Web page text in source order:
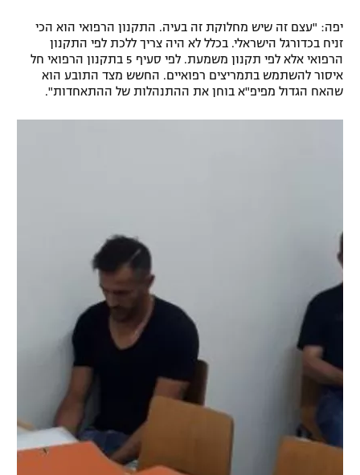
יפה: "עצם זה שיש מחלוקת זה בעיה. התקנון הרפואי הוא הכי
זניח בכדורגל הישראלי. בכלל לא היה צריך ללכת לפי התקנון
הרפואי אלא לפי תקנון משמעת. לפי סעיף 5 בתקנון הרפואי חל
איסור להשתמש בתמריצים רפואיים. החשש מצד התובע הוא
שהאח הגדול מפיפ"א בוחן את ההתנהלות של ההתאחדות".